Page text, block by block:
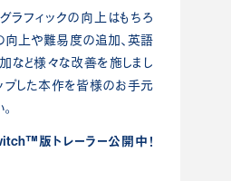
ラフィックの向上はもちろ
向上や難易度の追加、英語
など様々な改善を施しまし
プした本作を皆様のお手元
版トレーラー公開中！